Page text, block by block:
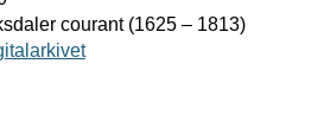
courant (1625 – 1813)